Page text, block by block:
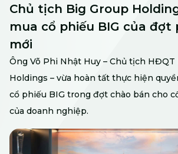
Chủ tịch Big Group
mua cổ phiếu BIG của đợt
mới
Ông Võ Phi Nhật Huy – Chủ tịch HĐQT
Holdings – vừa hoàn tất thực hiện
cổ phiếu BIG trong đợt chào bán cho
của doanh nghiệp.